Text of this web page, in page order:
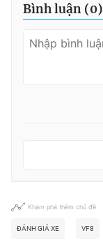
Bình luận (0)
Khám phá thêm chủ đề
ĐÁNH GIÁ XE VF8